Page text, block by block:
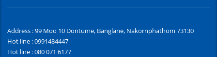
Address : 99 Moo 10 Dontume, Banglane, Nakornphathom 73130
Hot line : 0991484447
Hot line : 080 071 6177